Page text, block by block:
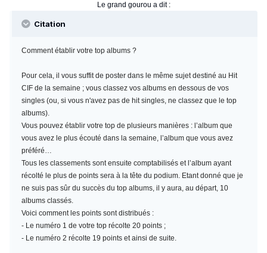
Le grand gourou a dit :
Citation
Comment établir votre top albums ?
Pour cela, il vous suffit de poster dans le même sujet destiné au Hit
CIF de la semaine ; vous classez vos albums en dessous de vos
singles (ou, si vous n'avez pas de hit singles, ne classez que le top
albums).
Vous pouvez établir votre top de plusieurs manières : l’album que
vous avez le plus écouté dans la semaine, l’album que vous avez
préféré…
Tous les classements sont ensuite comptabilisés et l’album ayant
récolté le plus de points sera à la tête du podium. Etant donné que je
ne suis pas sûr du succès du top albums, il y aura, au départ, 10
albums classés.
Voici comment les points sont distribués :
- Le numéro 1 de votre top récolte 20 points ;
- Le numéro 2 récolte 19 points et ainsi de suite.